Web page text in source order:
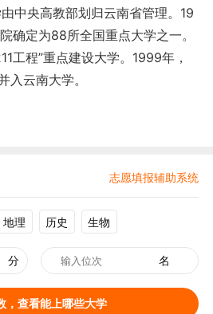
中央高教部划归云南省管理。19
确定为88所全国重点大学之一。
工程”重点建设大学。1999年，
入云南大学。
志愿填报辅助系统
地理 历史 生物
分 名
，查看能上哪些大学